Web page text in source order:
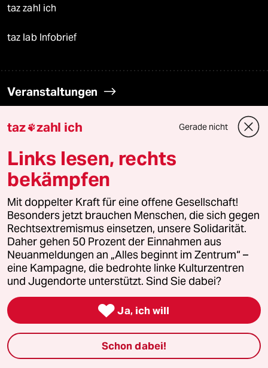
taz zahl ich
taz lab Infobrief
Veranstaltungen
Demnächst
Vor Ort
Live im Stream
Vergangene
taz lab 2027
Mehr taz Lesestoff
taz Blogs
taz zahl ich Gerade nicht
Links lesen, rechts
bekämpfen
Mit doppelter Kraft für eine offene Gesellschaft!
Besonders jetzt brauchen Menschen, die sich gegen
Rechtsextremismus einsetzen, unsere Solidarität.
Daher gehen 50 Prozent der Einnahmen aus
Neuanmeldungen an „Alles beginnt im Zentrum“ –
eine Kampagne, die bedrohte linke Kulturzentren
und Jugendorte unterstützt. Sind Sie dabei?
 Ja, ich will
Schon dabei!